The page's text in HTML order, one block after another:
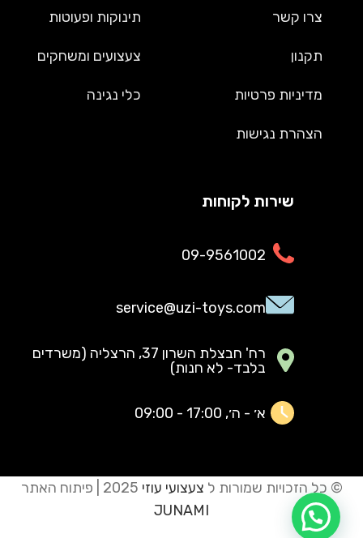
צרו קשר
תקנון
מדיניות פרטיות
הצהרת נגישות
תינוקות ופעוטות
צעצועים ומשחקים
כלי נגינה
שירות לקוחות
09-9561002
service@uzi-toys.com
רח' חבצלת השרון 37, הרצליה (משרדים
בלבד- לא חנות)
א׳ - ה׳, 17:00 - 09:00
© כל הזכויות שמורות ל צעצועי עוזי
JUNAMI